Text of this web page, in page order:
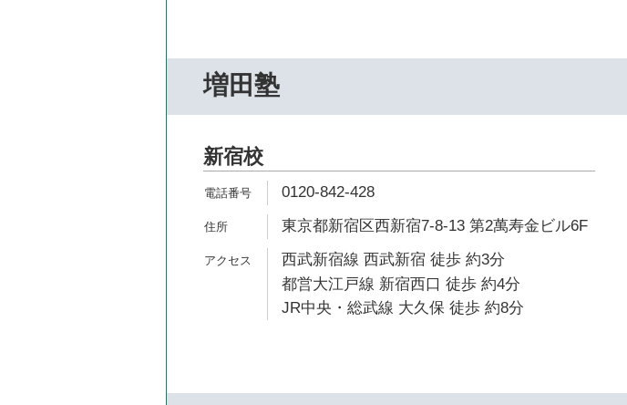
増田塾
新宿校
0120-842-428
東京都新宿区西新宿7-8-13 第2萬寿金ビル6F
西武新宿線 西武新宿 徒歩 約3分
都営大江戸線 新宿西口 徒歩 約4分
JR中央・総武線 大久保 徒歩 約8分